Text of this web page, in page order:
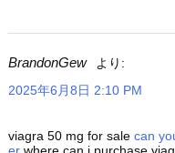
BrandonGew
より:
2025年6月8日 2:10 PM
viagra 50 mg for sale can
er where can i purchase